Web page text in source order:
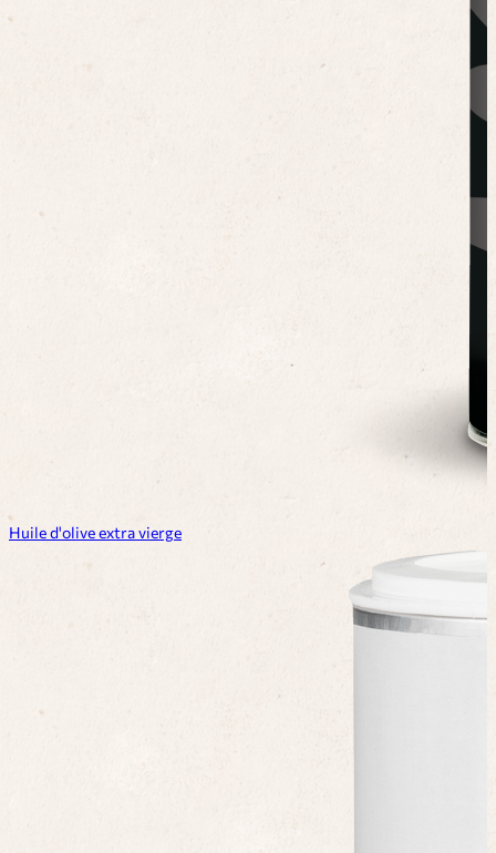
Huile d'olive extra vierge